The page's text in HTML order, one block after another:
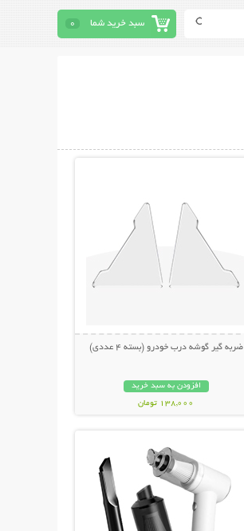
سبد خرید شما 0
ضربه گیر گوشه درب خودرو (بسته 4 عددی)
افزودن به سبد خرید
138,000 تومان